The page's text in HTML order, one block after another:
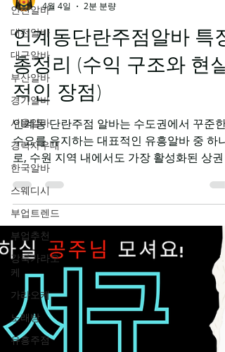
인천알바
대전알바
대구알바
부산알바
경기알바
서울알바
경력자우대
한국알바
스웨디시
부업트렌드
부업추천
강북가라오
케
가라오케
노래방
유흥주점
TV 유흥알바
4월 4일
2분 분량
인계동단란주점알바 특징
총정리 (수익 구조와 현실
적인 장점)
인계동 단란주점 알바는 수도권에서 꾸준한
수요를 유지하는 대표적인 유흥알바 중 하나
로, 수원 지역 내에서도 가장 활성화된 상권
하나인 인계동을 중심으로 다양한 업소가 밀
집되어 있다. 특히 직장인과 젊은 층 유입이
시에 이루어지는 지역 특성상 안정적인 손님
층을 확보하고 있어 초보자부터 경험자까지
모두 관심을 가지는 분야다. 인계동단란주점
알바 구인구직사이트 인계동 단란주점 알바
핵심 특징 인계동 단란주점 알바의 가장 큰
징은 빠른 회전율과 꾸준한 손님 유입 이다.
계동은 수원에서 가장 활발한 번화가 중 하나